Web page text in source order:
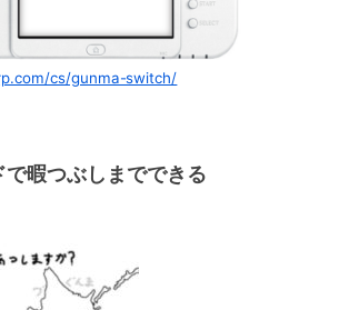
cs/gunma-switch/
暇つぶしまでできる